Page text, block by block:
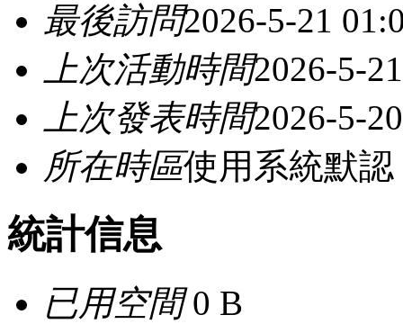
最後訪問2026-5-21
上次活動時間2026-5-
上次發表時間2026-5-
所在時區使用系統默認
統計信息
已用空間0 B